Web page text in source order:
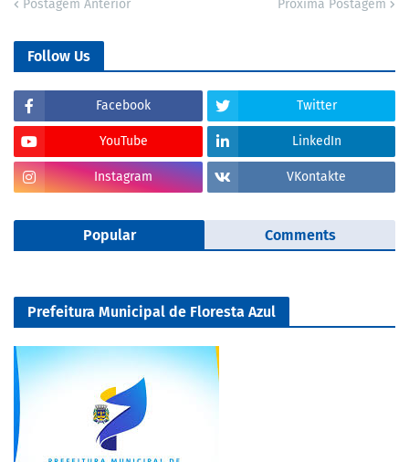
Postagem Anterior Próxima Postagem
Follow Us
Facebook Twitter
YouTube LinkedIn
Instagram VKontakte
Popular Comments
Prefeitura Municipal de Floresta Azul